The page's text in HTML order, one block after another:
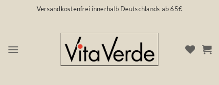
Versandkostenfrei innerhalb Deutschlands ab 65€